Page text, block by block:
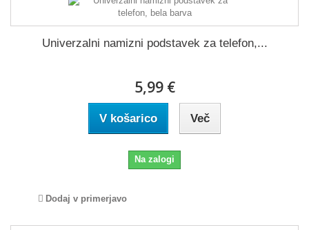
Univerzalni namizni podstavek za telefon,...
5,99 €
V košarico Več
Na zalogi
Dodaj v primerjavo